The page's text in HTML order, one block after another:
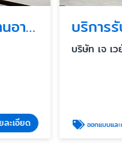
บริษัท เจ เวย์เมคเกอ
ออกแบบและก่อสร้างร้านอาหารแฟรนไชน์